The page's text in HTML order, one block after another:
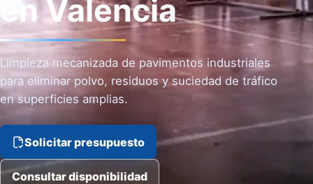
en Valencia
Limpieza mecanizada de pavimentos industriales
para eliminar polvo, residuos y suciedad de tráfico
en superficies amplias.
Solicitar presupuesto
Consultar disponibilidad